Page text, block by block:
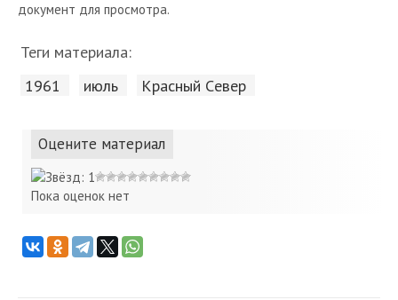
документ для просмотра.
Теги материала:
1961 июль Красный Cевер
Оцените материал
Пока оценок нет